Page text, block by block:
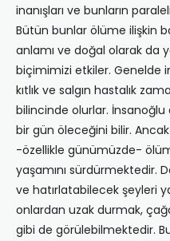
inanışları ve bunların
Bütün bunlar ölüme ilişkin
anlamı ve doğal olarak da
biçimimizi etkiler. Genelde
kıtlık ve salgın hastalık
bilincinde olurlar.
bir gün öleceğini bilir.
-özellikle günümüzde-
yaşamını sürdürmektedir.
ve hatırlatabilecek şeyleri
onlardan uzak durmak,
gibi de görülebilmektedir.